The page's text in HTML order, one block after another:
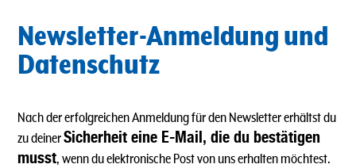
Newsletter-Anmeldung und
Datenschutz
Nach der erfolgreichen Anmeldung für den Newsletter erhältst du
zu deinerSicherheit eine E-Mail, die du bestätigen
musst, wenn du elektronische Post von uns erhalten möchtest.